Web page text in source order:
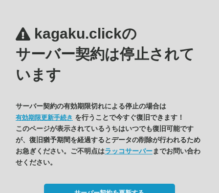
kagaku.clickの
サーバー契約は停止されて
います
サーバー契約の有効期限切れによる停止の場合は
有効期限更新手続き を行うことで今すぐ復旧できます！
このページが表示されているうちはいつでも復旧可能です
が、復旧猶予期間を経過するとデータの削除が行われるため
お急ぎください。ご不明点はラッコサーバーまでお問い合わ
せください。